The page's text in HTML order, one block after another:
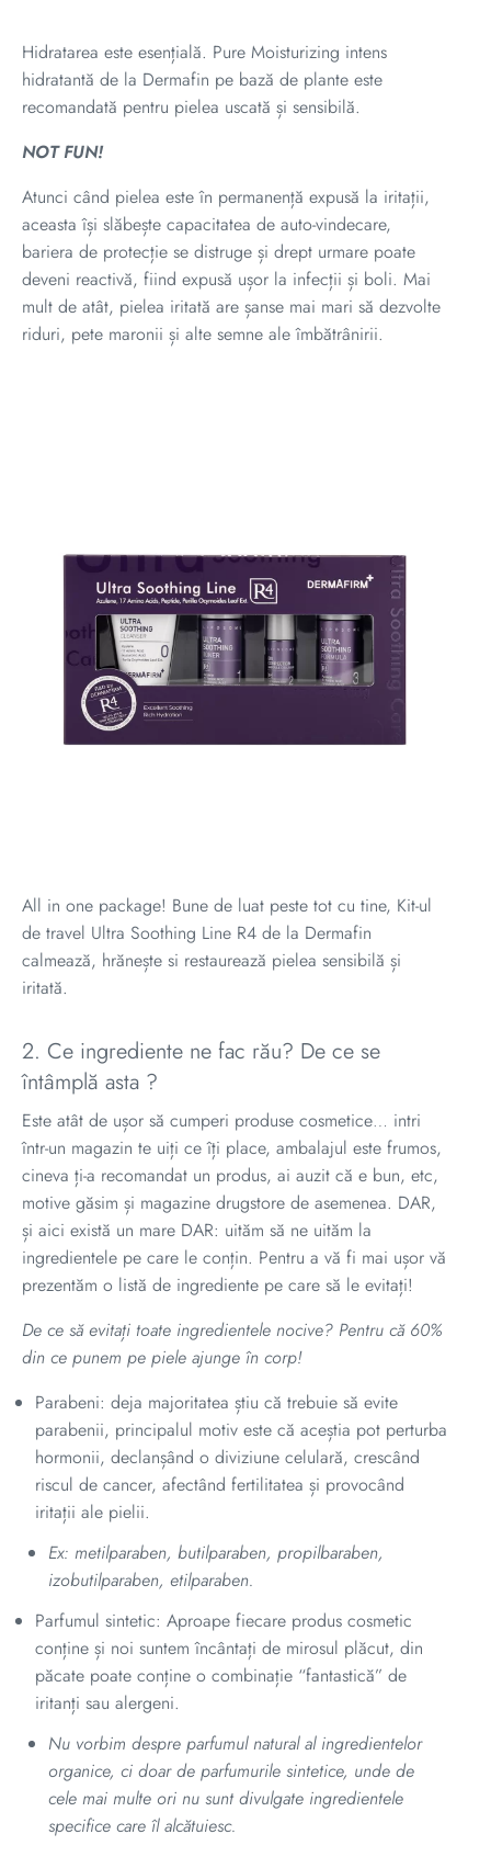
Hidratarea este esențială. Pure Moisturizing intens
hidratantă de la Dermafin pe bază de plante este
recomandată pentru pielea uscată și sensibilă.
NOT FUN!
Atunci când pielea este în permanență expusă la iritații,
aceasta își slăbește capacitatea de auto-vindecare,
bariera de protecție se distruge și drept urmare poate
deveni reactivă, fiind expusă ușor la infecții și boli. Mai
mult de atât, pielea iritată are șanse mai mari să dezvolte
riduri, pete maronii și alte semne ale îmbătrânirii.
All in one package! Bune de luat peste tot cu tine, Kit-ul
de travel Ultra Soothing Line R4 de la Dermafin
calmează, hrănește si restaurează pielea sensibilă și
iritată.
2. Ce ingrediente ne fac rău? De ce se
întâmplă asta ?
Este atât de ușor să cumperi produse cosmetice… intri
într-un magazin te uiți ce îți place, ambalajul este frumos,
cineva ți-a recomandat un produs, ai auzit că e bun, etc,
motive găsim și magazine drugstore de asemenea. DAR,
și aici există un mare DAR: uităm să ne uităm la
ingredientele pe care le conțin. Pentru a vă fi mai ușor vă
prezentăm o listă de ingrediente pe care să le evitați!
De ce să evitați toate ingredientele nocive? Pentru că 60%
din ce punem pe piele ajunge în corp!
Parabeni: deja majoritatea știu că trebuie să evite
parabenii, principalul motiv este că aceștia pot perturba
hormonii, declanșând o diviziune celulară, crescând
riscul de cancer, afectând fertilitatea și provocând
iritații ale pielii.
Ex: metilparaben, butilparaben, propilbaraben,
izobutilparaben, etilparaben.
Parfumul sintetic: Aproape fiecare produs cosmetic
conține și noi suntem încântați de mirosul plăcut, din
păcate poate conține o combinație “fantastică” de
iritanți sau alergeni.
Nu vorbim despre parfumul natural al ingredientelor
organice, ci doar de parfumurile sintetice, unde de
cele mai multe ori nu sunt divulgate ingredientele
specifice care îl alcătuiesc.